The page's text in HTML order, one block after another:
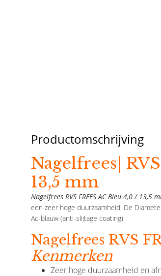
Productomschrijving
Nagelfrees|
13,5 mm
Nagelfrees RVS FREES AC Bleu 4,0 / 13,5
een zeer hoge duurzaamheid. De
Ac-blauw (anti-slijtage coating)
Nagelfrees RVS
Kenmerken
Zeer hoge duurzaamheid en